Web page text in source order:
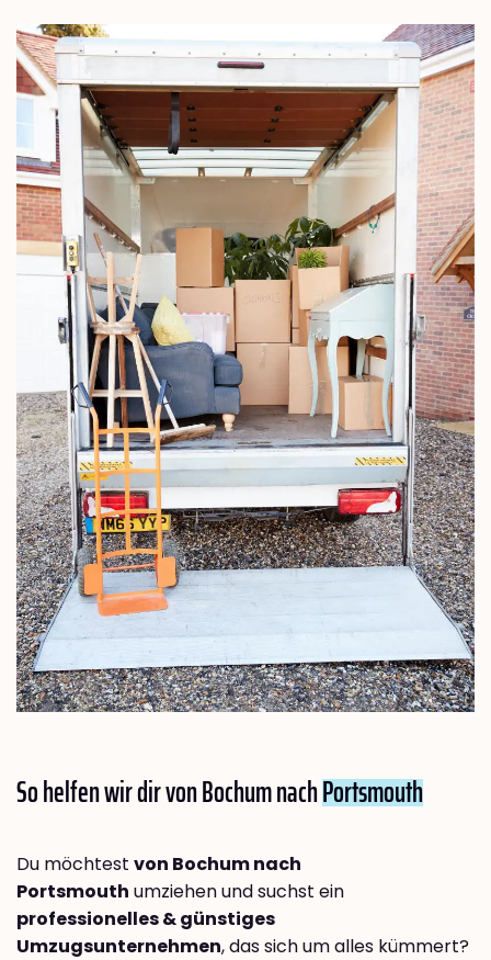
So helfen wir dir von Bochum nachPortsmouth
Du möchtest von Bochum nach
Portsmouth umziehen und suchst ein
professionelles & günstiges
Umzugsunternehmen, das sich um alles kümmert?